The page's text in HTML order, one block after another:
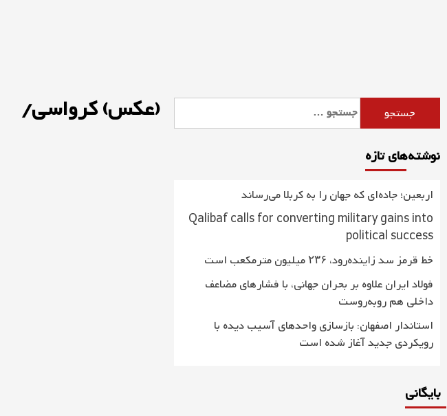
(عکس) کرواسی/
برای:
نوشته‌های تازه
اربعین؛ جاده‌ای که جهان را به کربلا می‌رساند
Qalibaf calls for converting military gains into
political success
خط قرمز سد زاینده‌رود، ۲۳۶ میلیون مترمکعب است
فولاد ایران علاوه بر بحران جهانی، با فشارهای مضاعف
داخلی هم روبه‌روست
استاندار اصفهان: بازسازی واحدهای آسیب دیده با
رویکردی جدید آغاز شده است
بایگانی